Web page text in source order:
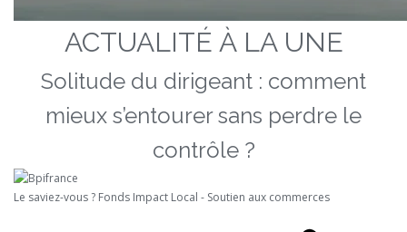
ACTUALITÉ À LA UNE
Solitude du dirigeant : comment
mieux s’entourer sans perdre le
contrôle ?
Le saviez-vous ? Fonds Impact Local - Soutien aux commerces